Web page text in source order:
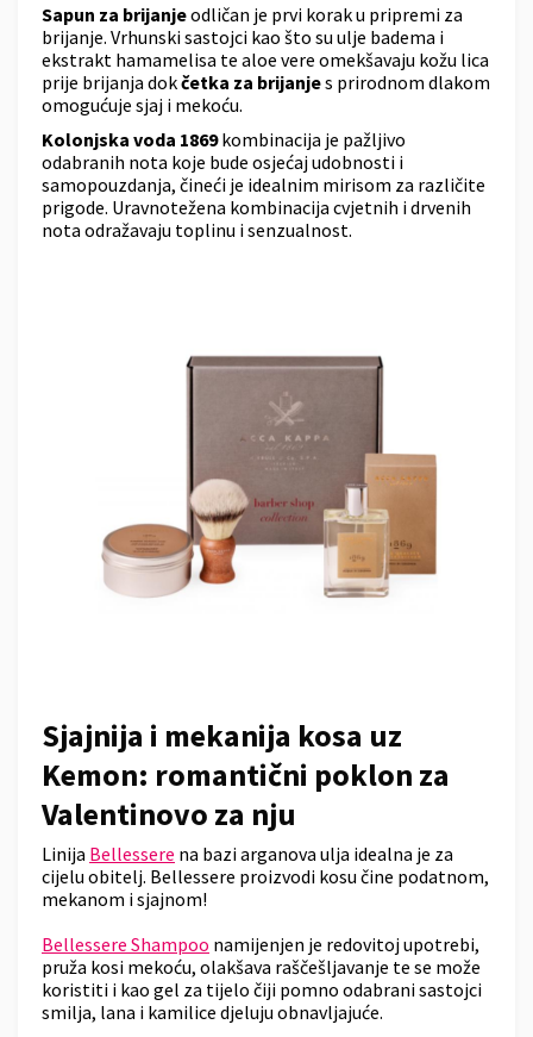
Sapun za brijanjeodličan je prvi korak u pripremi za
brijanje. Vrhunski sastojci kao što su ulje badema i
ekstrakt hamamelisa te aloe vere omekšavaju kožu lica
prije brijanja dokčetka za brijanjes prirodnom dlakom
omogućuje sjaj i mekoću.
Kolonjska voda 1869kombinacija je pažljivo
odabranih nota koje bude osjećaj udobnosti i
samopouzdanja, čineći je idealnim mirisom za različite
prigode. Uravnotežena kombinacija cvjetnih i drvenih
nota odražavaju toplinu i senzualnost.
Sjajnija i mekanija kosa uz
Kemon: romantični poklon za
Valentinovo za nju
Linija Bellessere na bazi arganova ulja idealna je za
cijelu obitelj. Bellessere proizvodi kosu čine podatnom,
mekanom i sjajnom!
Bellessere Shampoo namijenjen je redovitoj upotrebi,
pruža kosi mekoću, olakšava raščešljavanje te se može
koristiti i kao gel za tijelo čiji pomno odabrani sastojci
smilja, lana i kamilice djeluju obnavljajuće.